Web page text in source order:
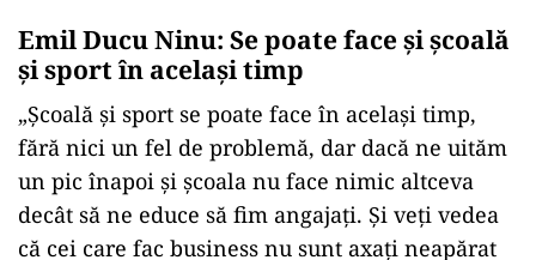
Emil Ducu Ninu: Se poate face și școală
și sport în același timp
„Şcoală şi sport se poate face în acelaşi timp,
fără nici un fel de problemă, dar dacă ne uităm
un pic înapoi şi şcoala nu face nimic altceva
decât să ne educe să fim angajaţi. Şi veţi vedea
că cei care fac business nu sunt axaţi neapărat